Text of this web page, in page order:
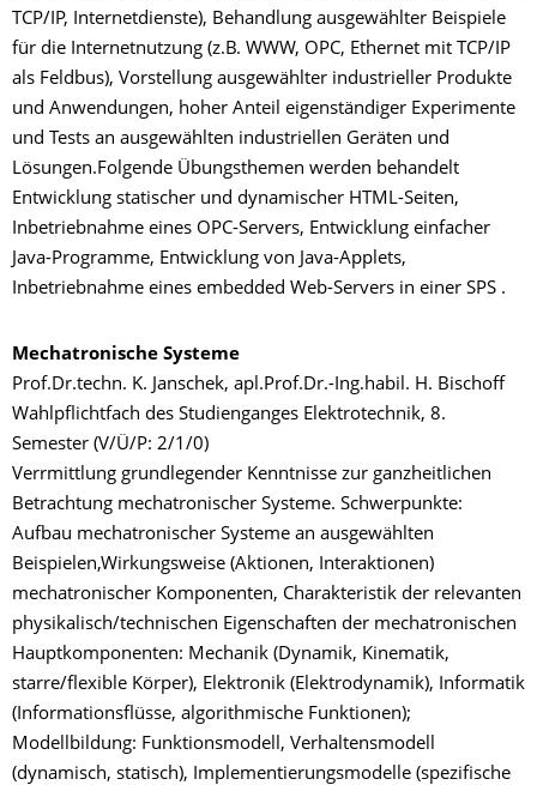
TCP/IP, Internetdienste), Behandlung ausgewählter Beispiele
für die Internetnutzung (z.B. WWW, OPC, Ethernet mit TCP/IP
als Feldbus), Vorstellung ausgewählter industrieller Produkte
und Anwendungen, hoher Anteil eigenständiger Experimente
und Tests an ausgewählten industriellen Geräten und
Lösungen.Folgende Übungsthemen werden behandelt
Entwicklung statischer und dynamischer HTML-Seiten,
Inbetriebnahme eines OPC-Servers, Entwicklung einfacher
Java-Programme, Entwicklung von Java-Applets,
Inbetriebnahme eines embedded Web-Servers in einer SPS .
Mechatronische Systeme
Prof.Dr.techn. K. Janschek, apl.Prof.Dr.-Ing.habil. H. Bischoff
Wahlpflichtfach des Studienganges Elektrotechnik, 8.
Semester (V/Ü/P: 2/1/0)
Verrmittlung grundlegender Kenntnisse zur ganzheitlichen
Betrachtung mechatronischer Systeme. Schwerpunkte:
Aufbau mechatronischer Systeme an ausgewählten
Beispielen,Wirkungsweise (Aktionen, Interaktionen)
mechatronischer Komponenten, Charakteristik der relevanten
physikalisch/technischen Eigenschaften der mechatronischen
Hauptkomponenten: Mechanik (Dynamik, Kinematik,
starre/flexible Körper), Elektronik (Elektrodynamik), Informatik
(Informationsflüsse, algorithmische Funktionen);
Modellbildung: Funktionsmodell, Verhaltensmodell
(dynamisch, statisch), Implementierungsmodelle (spezifische